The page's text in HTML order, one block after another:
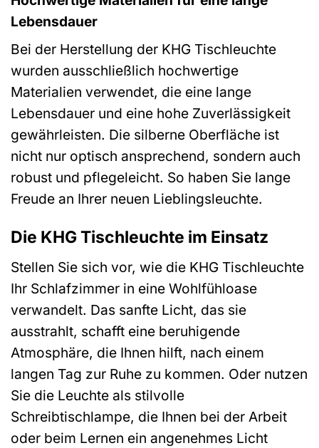
Lebensdauer
Bei der Herstellung der KHG Tischleuchte
wurden ausschließlich hochwertige
Materialien verwendet, die eine lange
Lebensdauer und eine hohe Zuverlässigkeit
gewährleisten. Die silberne Oberfläche ist
nicht nur optisch ansprechend, sondern auch
robust und pflegeleicht. So haben Sie lange
Freude an Ihrer neuen Lieblingsleuchte.
Die KHG Tischleuchte im Einsatz
Stellen Sie sich vor, wie die KHG Tischleuchte
Ihr Schlafzimmer in eine Wohlfühloase
verwandelt. Das sanfte Licht, das sie
ausstrahlt, schafft eine beruhigende
Atmosphäre, die Ihnen hilft, nach einem
langen Tag zur Ruhe zu kommen. Oder nutzen
Sie die Leuchte als stilvolle
Schreibtischlampe, die Ihnen bei der Arbeit
oder beim Lernen ein angenehmes Licht